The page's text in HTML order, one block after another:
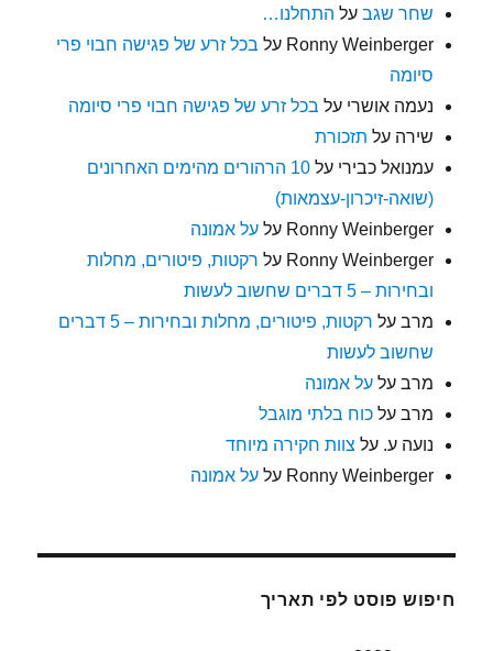
שחר שגב על התחלנו…
Ronny Weinberger על בכל זרע של פגישה חבוי פרי
סיומה
נעמה אושרי על בכל זרע של פגישה חבוי פרי סיומה
שירה על תזכורת
עמנואל כבירי על
10 הרהורים מהימים האחרונים
(שואה-זיכרון-עצמאות)
Ronny Weinberger עלעל אמונה
Ronny Weinberger על רקטות, פיטורים, מחלות
ובחירות – 5 דברים שחשוב לעשות
מרב על
רקטות, פיטורים, מחלות ובחירות – 5 דברים
שחשוב לעשות
מרב עלעל אמונה
מרב עלכוח בלתי מוגבל
נועה ע. על צוות חקירה מיוחד
Ronny Weinberger עלעל אמונה
חיפוש פוסט לפי תאריך